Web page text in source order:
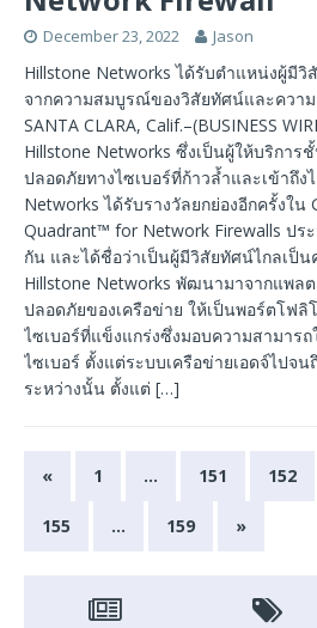
December 23, 2022 Jason
Hillstone Networks ได้รับตำแหน่งผู้มี
จากความสมบูรณ์ของวิสัยทัศน์และควา
SANTA CLARA, Calif.–(BUSINESS
Hillstone Networks ซึ่งเป็นผู้ให้บริกา
ปลอดภัยทางไซเบอร์ที่ก้าวล้ำและเข้าถึง
Networks ได้รับรางวัลยกย่องอีกครั้งใน
Quadrant™ for Network Firewalls ปร
กัน และได้ชื่อว่าเป็นผู้มีวิสัยทัศน์ไกลเป็
Hillstone Networks พัฒนามาจากแพล
ปลอดภัยของเครือข่าย ให้เป็นพอร์ตโฟลิ
ไซเบอร์ที่แข็งแกร่งซึ่งมอบความสามารถ
ไซเบอร์ ตั้งแต่ระบบเครือข่ายเอดจ์ไปจ
ระหว่างนั้น ตั้งแต่ […]
« 1 … 151 152
155 … 159 »